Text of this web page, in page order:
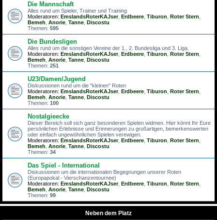
Die Mannschaft
Alles rund um Spieler, Trainer und Training
Moderatoren: EmslandsRoterKAJser, Erdbeere Tiburon Roter Stern
Bemeh Anorie Tanne Discostu
Themen: 595
Die Bundesligen
Alles rund um die sonstigen Vereine der 1., 2. Bundesliga und 3. Liga.
Moderatoren: EmslandsRoterKAJser, Erdbeere Tiburon Roter Stern
Bemeh Anorie Tanne Discostu
Themen: 251
U23/Damen/Jugend
Diskussionen rund um die "kleinen" Roten
Moderatoren: EmslandsRoterKAJser, Erdbeere Tiburon Roter Stern
Bemeh Anorie Tanne Discostu
Themen: 100
Nostalgieecke
Dieser Bereich soll sich ganz besonderen Spielen widmen. Hier könnt Ihr Eure
persönlichen Erlebnisse und Erinnerungen zu großartigen, bemerkenswerten
oder einfach ungewöhnlichen Spielen verewigen.
Moderatoren: EmslandsRoterKAJser, Erdbeere Tiburon Roter Stern
Bemeh Anorie Tanne Discostu
Themen: 34
Das Spiel - International
Diskussionen um die internationalen Begegnungen unserer Roten
(Europapokal - Vierschanzentournee)
Moderatoren: EmslandsRoterKAJser, Erdbeere Tiburon Roter Stern
Bemeh Anorie Tanne Discostu
Themen: 99
Neben dem Platz